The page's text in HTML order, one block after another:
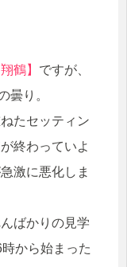
翔鶴】 ですが、
曇り。
たセッティン
終わっていよ
激に悪化しま
ばかりの見学
から始まった